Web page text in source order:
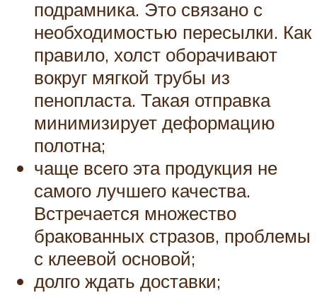
подрамника. Это связано с
необходимостью пересылки. Как
правило, холст оборачивают
вокруг мягкой трубы из
пенопласта. Такая отправка
минимизирует деформацию
полотна;
чаще всего эта продукция не
самого лучшего качества.
Встречается множество
бракованных стразов, проблемы
с клеевой основой;
долго ждать доставки;